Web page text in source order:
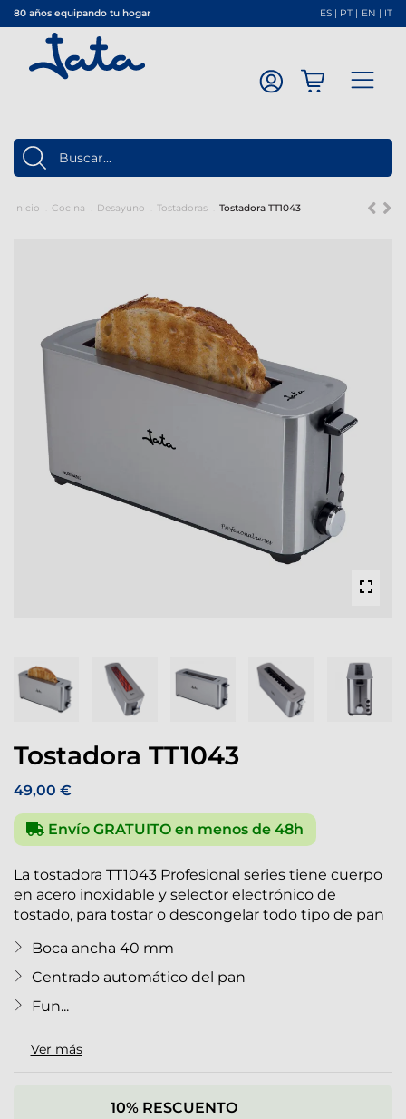
80 años equipando tu hogar ES | PT | EN | IT
Inicio Cocina Desayuno Tostadoras Tostadora TT1043
Tostadora TT1043
49,00 €
Envío GRATUITO en menos de 48h
La tostadora TT1043 Profesional series tiene cuerpo
en acero inoxidable y selector electrónico de
tostado, para tostar o descongelar todo tipo de pan
Boca ancha 40 mm
Centrado automático del pan
Fun...
Ver más
10% RESCUENTO